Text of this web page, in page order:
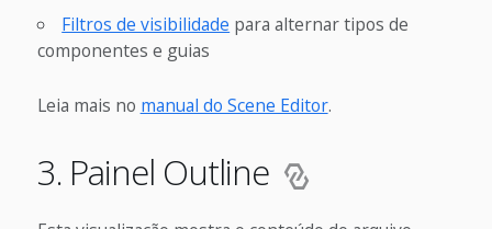
Filtros de visibilidade para alternar tipos de
componentes e guias
Leia mais no manual do Scene Editor.
3. Painel Outline